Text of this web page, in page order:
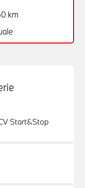
km
Start&Stop